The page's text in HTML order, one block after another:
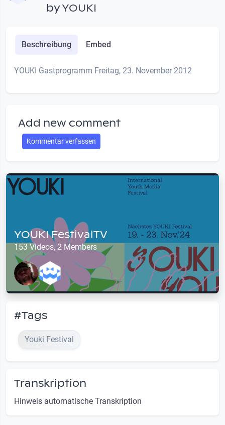
byYOUKI
Beschreibung Embed
YOUKI Gastprogramm Freitag, 23. November 2012
Add new comment
Kommentar verfassen
YOUKI FestivalTV
153 Videos, 2 Members
#Tags
Youki Festival
Transkription
Hinweis automatische Transkription